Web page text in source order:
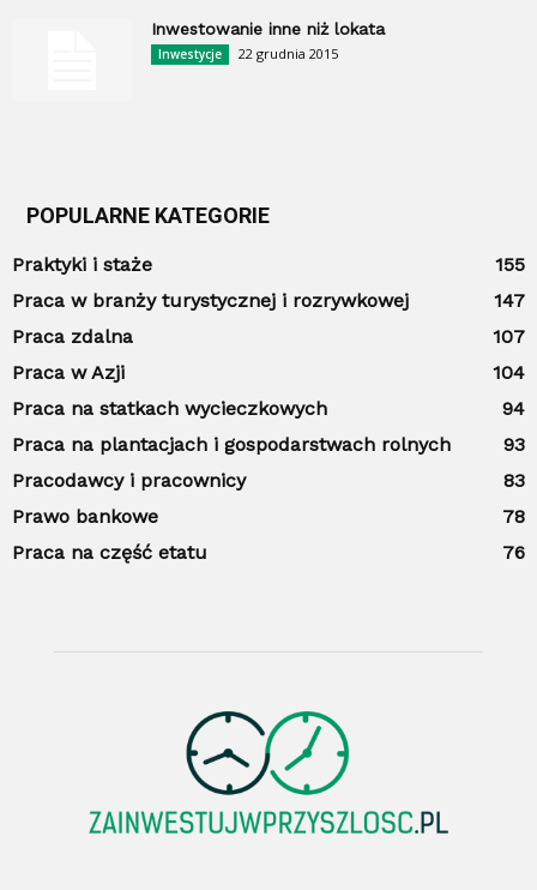
Inwestowanie inne niż lokata
Inwestycje 22 grudnia 2015
POPULARNE KATEGORIE
Praktyki i staże
155
Praca w branży turystycznej i rozrywkowej
147
Praca zdalna
107
Praca w Azji
104
Praca na statkach wycieczkowych
94
Praca na plantacjach i gospodarstwach rolnych
93
Pracodawcy i pracownicy
83
Prawo bankowe
78
Praca na część etatu
76